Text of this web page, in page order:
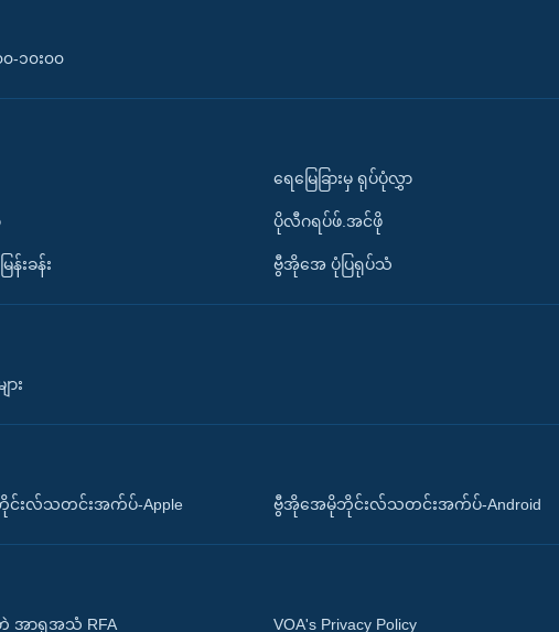
-၁၀း၀၀
န်းခန်း
ရေမြေခြားမှ ရုပ်ပုံလွှာ
ပိုလီဂရပ်ဖ်.အင်ဖို
ဗွီအိုအေ ပုံပြရုပ်သံ
ား
းလ်သတင်းအက်ပ်-Apple ဗွီအိုအေမိုဘိုင်းလ်သတင်းအက်ပ်-Android
ာရှအသံ RFA VOA's Privacy Policy